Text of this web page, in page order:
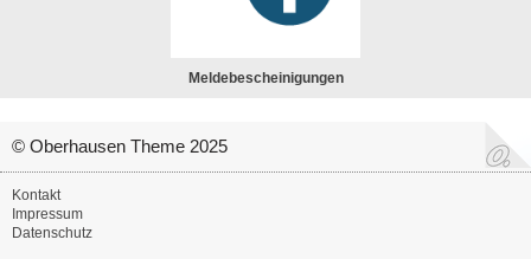
Meldebescheinigungen
© Oberhausen Theme 2025
Kontakt
Impressum
Datenschutz